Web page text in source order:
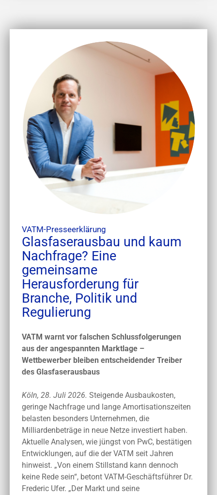
VATM-Presseerklärung
Glasfaserausbau und kaum
Nachfrage? Eine
gemeinsame
Herausforderung für
Branche, Politik und
Regulierung
VATM warnt vor falschen Schlussfolgerungen
aus der angespannten Marktlage –
Wettbewerber bleiben entscheidender Treiber
des Glasfaserausbaus
Köln, 28. Juli 2026. Steigende Ausbaukosten,
geringe Nachfrage und lange Amortisationszeiten
belasten besonders Unternehmen, die
Milliardenbeträge in neue Netze investiert haben.
Aktuelle Analysen, wie jüngst von PwC, bestätigen
Entwicklungen, auf die der VATM seit Jahren
hinweist. „Von einem Stillstand kann dennoch
keine Rede sein“, betont VATM-Geschäftsführer Dr.
Frederic Ufer. „Der Markt und seine